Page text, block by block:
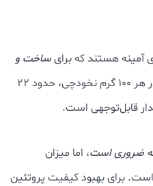
آمینه هستند که برایساخت و
ضروری‌اند. در هر ۱۰۰ گرم نخودچی، حدود ۲۲
قابل‌توجهی است.
ضروری است، اما میزان
برای بهبود کیفیت پروتئین